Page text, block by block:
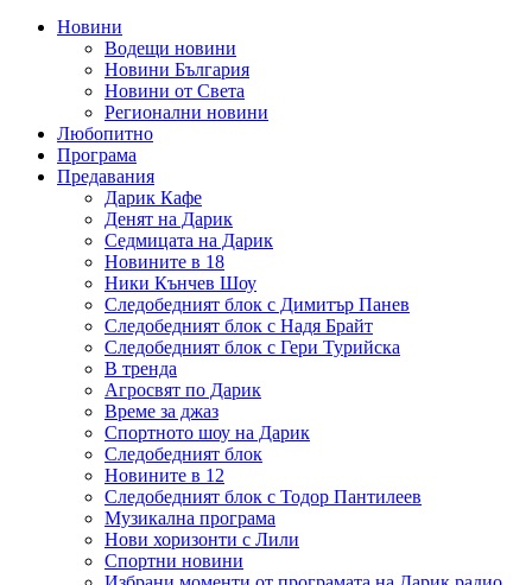
Новини
Водещи новини
Новини България
Новини от Света
Регионални новини
Любопитно
Програма
Предавания
Дарик Кафе
Денят на Дарик
Седмицата на Дарик
Новините в 18
Ники Кънчев Шоу
Следобедният блок с Димитър Панев
Следобедният блок с Надя Брайт
Следобедният блок с Гери Турийска
В тренда
Агросвят по Дарик
Време за джаз
Спортното шоу на Дарик
Следобедният блок
Новините в 12
Следобедният блок с Тодор Пантилеев
Музикална програма
Нови хоризонти с Лили
Спортни новини